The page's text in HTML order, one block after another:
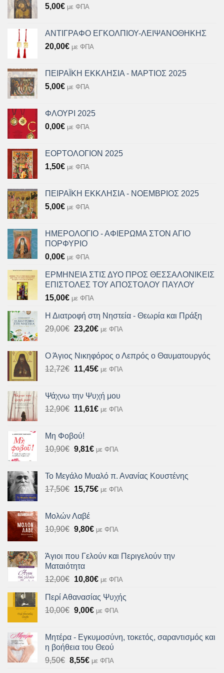
5,00€ με ΦΠΑ
ΑΝΤΙΓΡΑΦΟ ΕΓΚΟΛΠΙΟΥ-ΛΕΙΨΑΝΟΘΗΚΗΣ
20,00€ με ΦΠΑ
ΠΕΙΡΑΪΚΗ ΕΚΚΛΗΣΙΑ - ΜΑΡΤΙΟΣ 2025
5,00€ με ΦΠΑ
ΦΛΟΥΡΙ 2025
0,00€ με ΦΠΑ
ΕΟΡΤΟΛΟΓΙΟΝ 2025
1,50€ με ΦΠΑ
ΠΕΙΡΑΪΚΗ ΕΚΚΛΗΣΙΑ - ΝΟΕΜΒΡΙΟΣ 2025
5,00€ με ΦΠΑ
ΗΜΕΡΟΛΟΓΙΟ - ΑΦΙΕΡΩΜΑ ΣΤΟΝ ΑΓΙΟ
ΠΟΡΦΥΡΙΟ
0,00€ με ΦΠΑ
ΕΡΜΗΝΕΙΑ ΣΤΙΣ ΔΥΟ ΠΡΟΣ ΘΕΣΣΑΛΟΝΙΚΕΙΣ
ΕΠΙΣΤΟΛΕΣ ΤΟΥ ΑΠΟΣΤΟΛΟΥ ΠΑΥΛΟΥ
15,00€ με ΦΠΑ
Η Διατροφή στη Νηστεία - Θεωρία και Πράξη
29,00€ Original
29,00€.
23,20€Η
είναι:
23,20€.
με ΦΠΑ
Ο Άγιος Νικηφόρος ο Λεπρός ο Θαυματουργός
12,72€ Original
12,72€.
11,45€Η
είναι:
11,45€.
με ΦΠΑ
Ψάχνω την Ψυχή μου
12,90€ Original
12,90€.
11,61€Η
11,61€.
με ΦΠΑ
Μη Φοβού!
10,90€ Original
10,90€.
9,81€Η
είναι:
9,81€.
με ΦΠΑ
Το Μεγάλο Μυαλό π. Ανανίας Κουστένης
17,50€ Original
17,50€.
15,75€Η
15,75€.
με ΦΠΑ
Μολών Λαβέ
10,90€ Original
10,90€.
9,80€Η
είναι:
με ΦΠΑ
Άγιοι που Γελούν και Περιγελούν την
Ματαιότητα
12,00€ Original
was:
12,00€.
10,80€Η
τιμή
είναι:
με ΦΠΑ
Περί Αθανασίας Ψυχής
10,00€ Original
10,00€.
9,00€Η
είναι:
9,00€.
με ΦΠΑ
Μητέρα - Εγκυμοσύνη, τοκετός, σαραντισμός και
η βοήθεια του Θεού
9,50€ Original
8,55€Ημε ΦΠΑ